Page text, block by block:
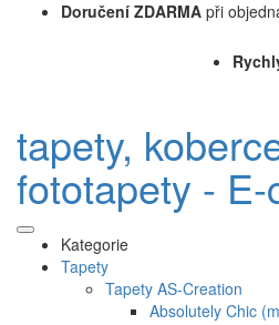
Doručení ZDARMA při
tapety,
fototapety -
Kategorie
Tapety
Tapety AS-Creation
Absolutely Chic